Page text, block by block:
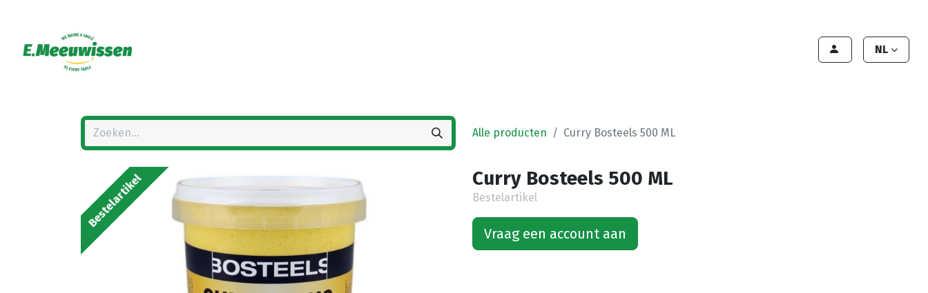
NL
Alle producten Curry Bosteels 500 ML
Bestelartikel Curry Bosteels 500 ML
Bestelartikel
Vraag een account aan